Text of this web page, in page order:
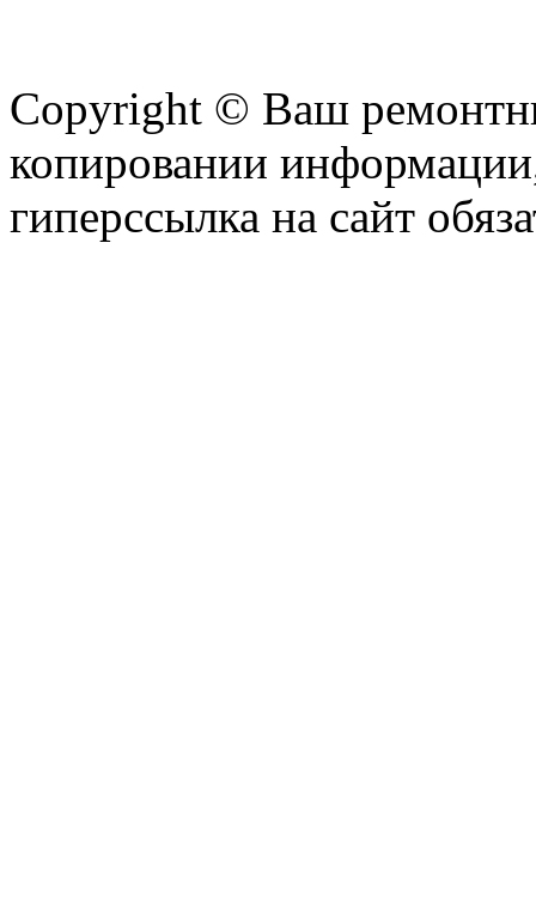
Copyright © Ваш
копировании
гиперссылка на сайт